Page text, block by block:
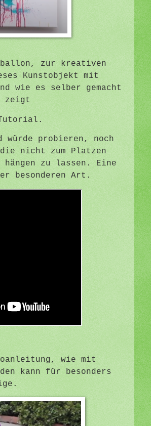
zur kreativen
Kunstobjekt mit
wie es selber gemacht
zeigt
probieren, noch
nicht zum Platzen
hängen zu lassen. Eine
besonderen Art.
wie mit
kann für besonders